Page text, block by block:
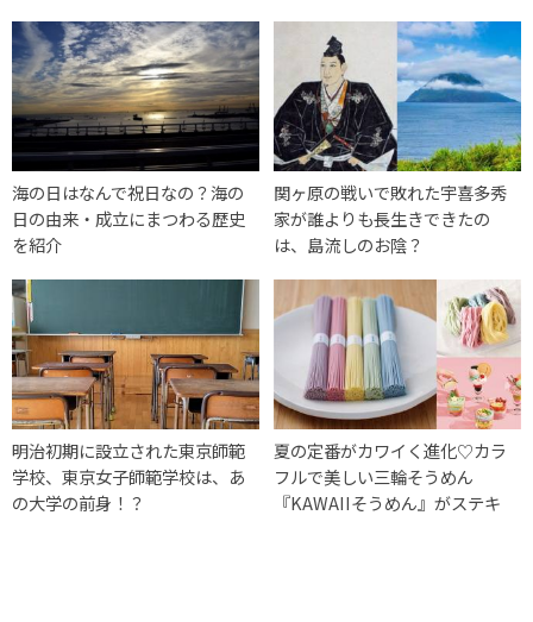
海の日はなんで祝日なの？海の
日の由来・成立にまつわる歴史
を紹介
関ヶ原の戦いで敗れた宇喜多秀
家が誰よりも長生きできたの
は、島流しのお陰？
明治初期に設立された東京師範
学校、東京女子師範学校は、あ
の大学の前身！？
夏の定番がカワイく進化♡カラ
フルで美しい三輪そうめん
『KAWAIIそうめん』がステキ